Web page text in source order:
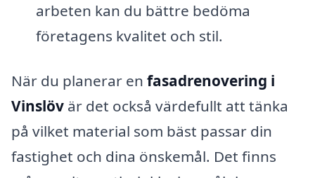
arbeten kan du bättre bedöma
företagens kvalitet och stil.
När du planerar en fasadrenovering i
Vinslöv är det också värdefullt att tänka
på vilket material som bäst passar din
fastighet och dina önskemål. Det finns